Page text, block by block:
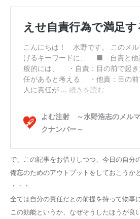
で、この記事をお借りしつつ、今日の自分
備忘のためのアウトプットをしておこうか
・・・
全ては自分の責任だとの前提を持って物事
この効能というか、なぜそうしたほうが良